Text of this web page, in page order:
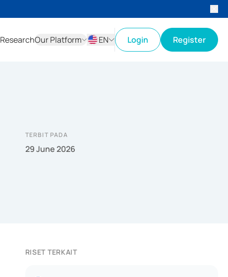
ResearchOur Platform
EN
Login Register
TERBIT PADA
29 June 2026
RISET TERKAIT